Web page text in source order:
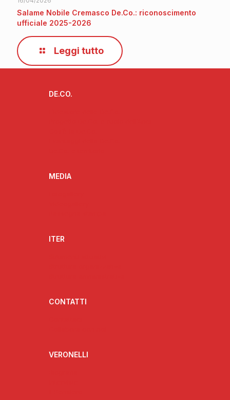
Salame Nobile Cremasco De.Co.: riconoscimento
ufficiale 2025-2026
Leggi tutto
DE.CO.
MEDIA
ITER
CONTATTI
VERONELLI